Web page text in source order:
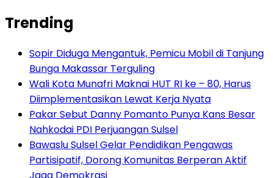
Trending
Sopir Diduga Mengantuk, Pemicu Mobil di Tanjung
Bunga Makassar Terguling
Wali Kota Munafri Maknai HUT RI ke – 80, Harus
Diimplementasikan Lewat Kerja Nyata
Pakar Sebut Danny Pomanto Punya Kans Besar
Nahkodai PDI Perjuangan Sulsel
Bawaslu Sulsel Gelar Pendidikan Pengawas
Partisipatif, Dorong Komunitas Berperan Aktif
Jaga Demokrasi